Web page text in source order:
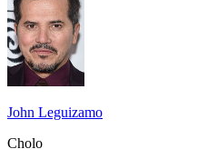
John Leguizamo
Cholo